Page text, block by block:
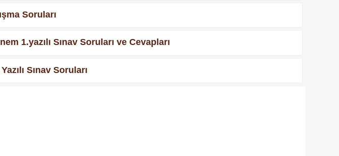
Soruları
1.yazılı Sınav Soruları ve Cevapları
Sınav Soruları